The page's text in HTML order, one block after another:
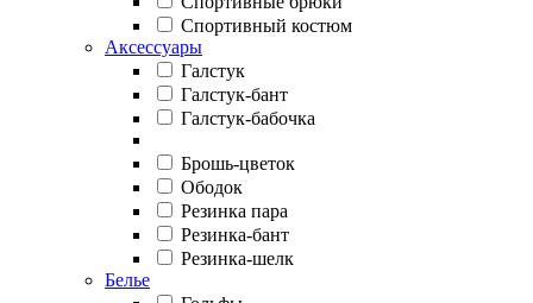
Спортивный костюм
Аксессуары
Галстук
Галстук-бант
Галстук-бабочка
Брошь-цветок
Ободок
Резинка пара
Резинка-бант
Резинка-шелк
Белье